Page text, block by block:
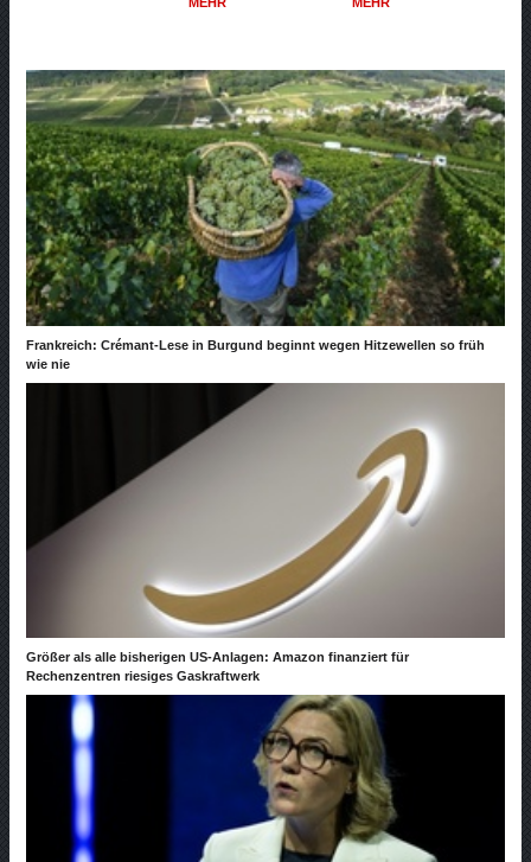
Frankreich: Crémant-Lese in Burgund beginnt wegen Hitzewellen so früh
wie nie
Größer als alle bisherigen US-Anlagen: Amazon finanziert für
Rechenzentren riesiges Gaskraftwerk